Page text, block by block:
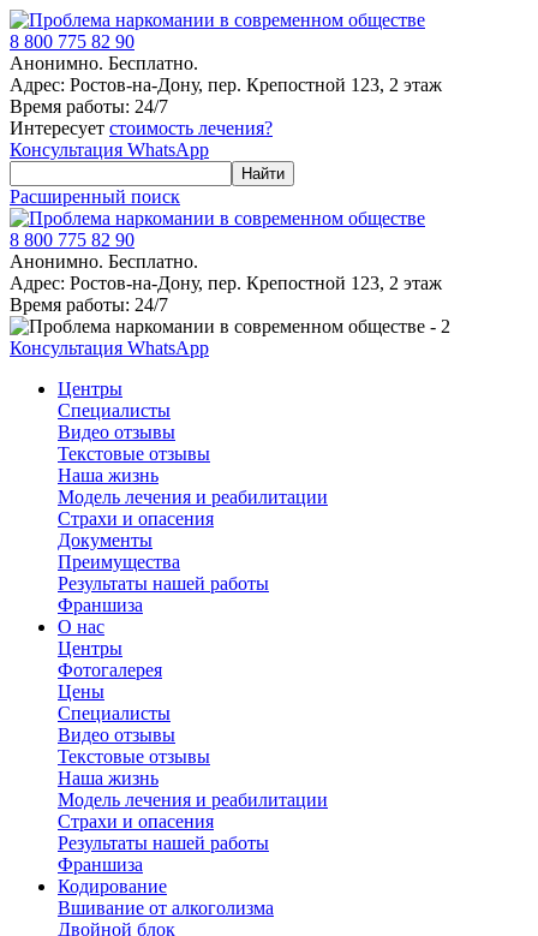
8 800 775 82 90
Анонимно. Бесплатно.
Адрес: Ростов-на-Дону, пер. Крепостной 123, 2 этаж
Время работы: 24/7
Интересует стоимость лечения?
Консультация WhatsApp
Расширенный поиск
8 800 775 82 90
Анонимно. Бесплатно.
Адрес: Ростов-на-Дону, пер. Крепостной 123, 2 этаж
Время работы: 24/7
Консультация WhatsApp
Центры
Специалисты
Видео отзывы
Текстовые отзывы
Наша жизнь
Модель лечения и реабилитации
Страхи и опасения
Документы
Преимущества
Результаты нашей работы
Франшиза
О нас
Центры
Фотогалерея
Цены
Специалисты
Видео отзывы
Текстовые отзывы
Наша жизнь
Модель лечения и реабилитации
Страхи и опасения
Результаты нашей работы
Франшиза
Кодирование
Вшивание от алкоголизма
Двойной блок